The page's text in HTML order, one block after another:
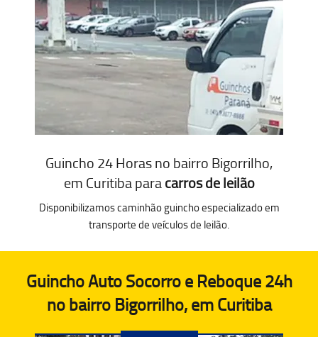
Guincho 24 Horas no bairro Bigorrilho,
em Curitiba paracarros de leilão
Disponibilizamos caminhão guincho especializado em
transporte de veículos de leilão.
Guincho Auto Socorro e Reboque 24h
no bairro Bigorrilho, em Curitiba